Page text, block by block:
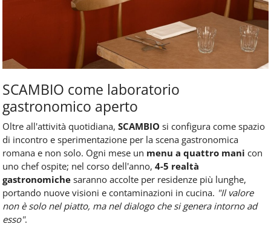
SCAMBIO come laboratorio
gastronomico aperto
Oltre all'attività quotidiana, SCAMBIO si configura come spazio
di incontro e sperimentazione per la scena gastronomica
romana e non solo. Ogni mese un menu a quattro mani con
uno chef ospite; nel corso dell'anno, 4-5 realtà
gastronomiche saranno accolte per residenze più lunghe,
portando nuove visioni e contaminazioni in cucina. "Il valore
non è solo nel piatto, ma nel dialogo che si genera intorno ad
esso".